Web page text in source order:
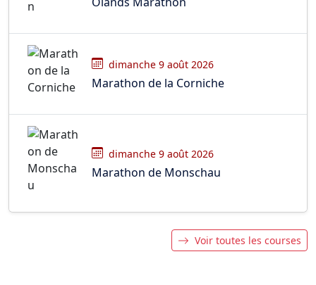
dimanche 9 août 2026
Marathon de la Corniche
dimanche 9 août 2026
Marathon de Monschau
Voir toutes les courses